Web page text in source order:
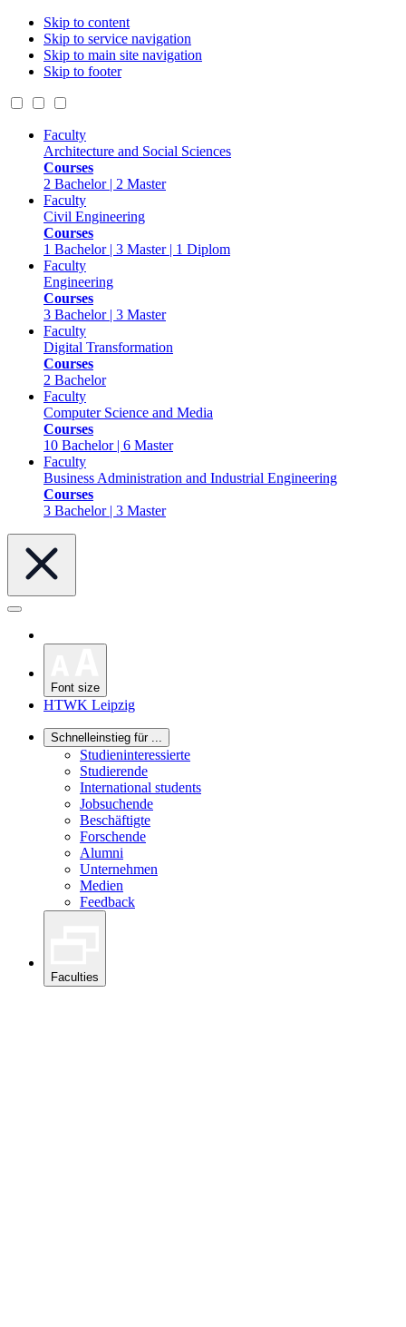
Skip to content
Skip to service navigation
Skip to main site navigation
Skip to footer
Faculty
Architecture and Social Sciences
Courses
2 Bachelor | 2 Master
Faculty
Civil Engineering
Courses
1 Bachelor | 3 Master | 1 Diplom
Faculty
Engineering
Courses
3 Bachelor | 3 Master
Faculty
Digital Transformation
Courses
2 Bachelor
Faculty
Computer Science and Media
Courses
10 Bachelor | 6 Master
Faculty
Business Administration and Industrial Engineering
Courses
3 Bachelor | 3 Master
Font size
HTWK Leipzig
Schnelleinstieg für ...
Studieninteressierte
Studierende
International students
Jobsuchende
Beschäftigte
Forschende
Alumni
Unternehmen
Medien
Feedback
Faculties